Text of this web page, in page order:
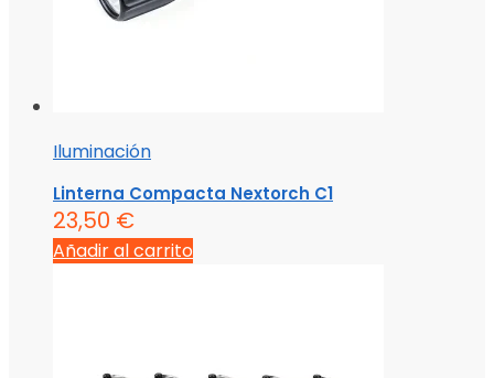
Iluminación
Linterna Compacta Nextorch C1
23,50 €
Añadir al carrito